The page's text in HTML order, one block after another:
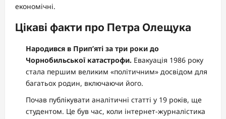
економічні.
Цікаві факти про Петра Олещука
Народився в Прип’яті за три роки до
Чорнобильської катастрофи. Евакуація 1986 року
стала першим великим «політичним» досвідом для
багатьох родин, включаючи його.
Почав публікувати аналітичні статті у 19 років, ще
студентом. Це був час, коли інтернет-журналістика